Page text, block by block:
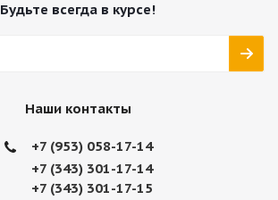
Будьте всегда в курсе!
Наши контакты
+7 (953) 058-17-14
+7 (343) 301-17-14
+7 (343) 301-17-15